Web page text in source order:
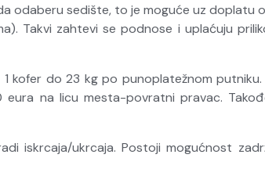
odaberu sedište, to je moguće uz doplatu
Takvi zahtevi se podnose i uplaćuju
kofer do 23 kg po punoplatežnom
na licu mesta-povratni pravac.
iskrcaja/ukrcaja. Postoji mogućnost